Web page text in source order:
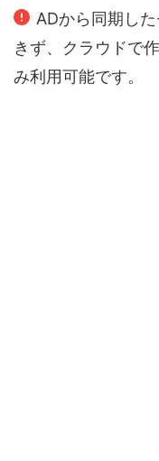
ADから同期し
きず、クラウドで
み利用可能です。